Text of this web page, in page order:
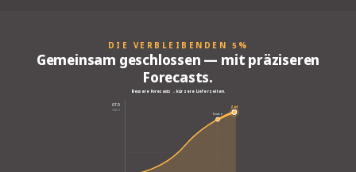
DIE VERBLEIBENDEN 5%
Gemeinsam geschlossen — mit präziseren
Forecasts.
OTD
100%
heute
Ziel
Bessere Forecasts → kürzere Lieferzeiten.